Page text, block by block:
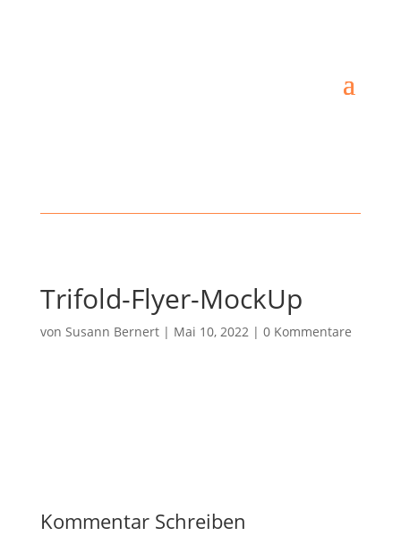
Trifold-Flyer-MockUp
von Susann Bernert| Mai 10, 2022| 0 Kommentare
Kommentar Schreiben